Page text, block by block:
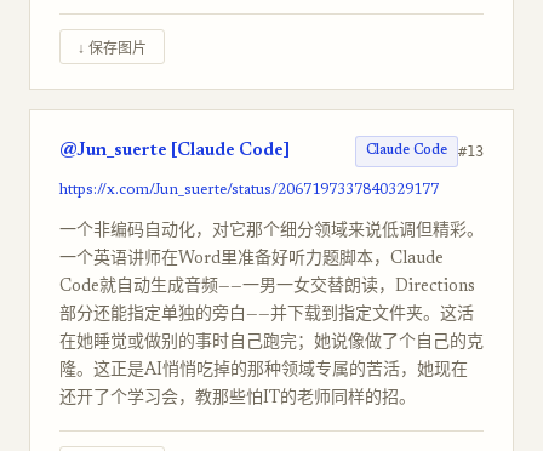
↓ 保存图片
@Jun_suerte [Claude Code] Claude Code #13
https://x.com/Jun_suerte/status/2067197337840329177
一个非编码自动化，对它那个细分领域来说低调但精彩。
一个英语讲师在Word里准备好听力题脚本，Claude
Code就自动生成音频——一男一女交替朗读，Directions
部分还能指定单独的旁白——并下载到指定文件夹。这活
在她睡觉或做别的事时自己跑完；她说像做了个自己的克
隆。这正是AI悄悄吃掉的那种领域专属的苦活，她现在
还开了个学习会，教那些怕IT的老师同样的招。